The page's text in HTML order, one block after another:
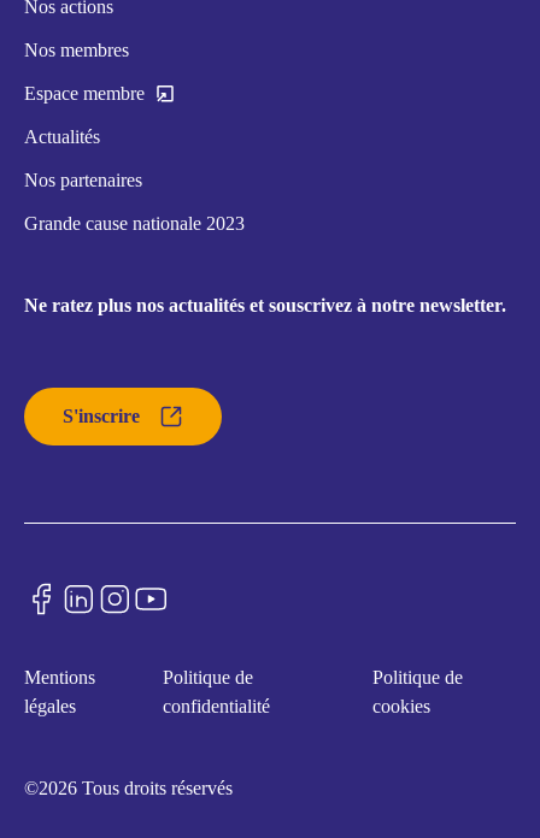
Nos actions
Nos membres
Espace membre
Actualités
Nos partenaires
Grande cause nationale 2023
Ne ratez plus nos actualités et souscrivez à notre newsletter.
S'inscrire
©2026 Tous droits réservés
Mentions
légales
Politique de
confidentialité
Politique de
cookies